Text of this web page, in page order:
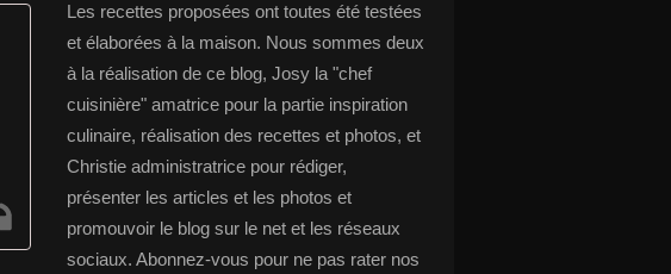
Les recettes proposées ont toutes été testées
et élaborées à la maison. Nous sommes deux
à la réalisation de ce blog, Josy la "chef
cuisinière" amatrice pour la partie inspiration
culinaire, réalisation des recettes et photos, et
Christie administratrice pour rédiger,
présenter les articles et les photos et
promouvoir le blog sur le net et les réseaux
sociaux. Abonnez-vous pour ne pas rater nos